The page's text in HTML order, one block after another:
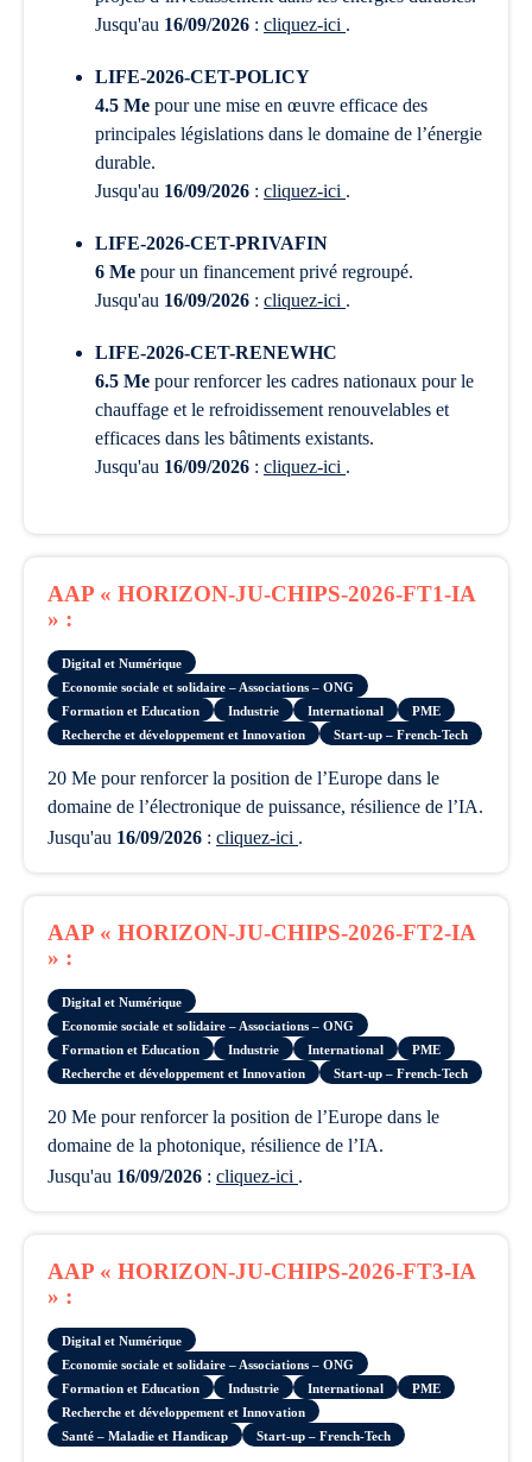
Jusqu'au 16/09/2026 : cliquez-ici .
LIFE-2026-CET-POLICY
4.5 Me pour une mise en œuvre efficace des
principales législations dans le domaine de l’énergie
durable.
Jusqu'au 16/09/2026 : cliquez-ici .
LIFE-2026-CET-PRIVAFIN
6 Me pour un financement privé regroupé.
Jusqu'au 16/09/2026 : cliquez-ici .
LIFE-2026-CET-RENEWHC
6.5 Me pour renforcer les cadres nationaux pour le
chauffage et le refroidissement renouvelables et
efficaces dans les bâtiments existants.
Jusqu'au 16/09/2026 : cliquez-ici .
AAP « HORIZON-JU-CHIPS-2026-FT1-IA
» :
Digital et Numérique
Economie sociale et solidaire – Associations – ONG
Formation et Education
Industrie International
PME
Recherche et développement et Innovation
Start-up – French-Tech
20 Me pour renforcer la position de l’Europe dans le
domaine de l’électronique de puissance, résilience de l’IA.
Jusqu'au 16/09/2026 : cliquez-ici .
AAP « HORIZON-JU-CHIPS-2026-FT2-IA
» :
Digital et Numérique
Economie sociale et solidaire – Associations – ONG
Formation et Education
Industrie International
PME
Recherche et développement et Innovation
Start-up – French-Tech
20 Me pour renforcer la position de l’Europe dans le
domaine de la photonique, résilience de l’IA.
Jusqu'au 16/09/2026 : cliquez-ici .
AAP « HORIZON-JU-CHIPS-2026-FT3-IA
» :
Digital et Numérique
Economie sociale et solidaire – Associations – ONG
Formation et Education
Industrie International
PME
Recherche et développement et Innovation
Santé – Maladie et Handicap
Start-up – French-Tech